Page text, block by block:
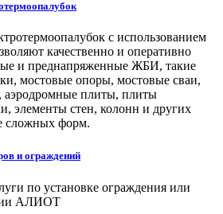
с использованием
качественно и оперативно
и преднапряженные ЖБИ, такие
мостовые опоры, мостовые сваи,
плиты, плиты
элементы стен, колонн и других
сложных форм.
и ограждений
по установке ограждения или
АЛИОТ